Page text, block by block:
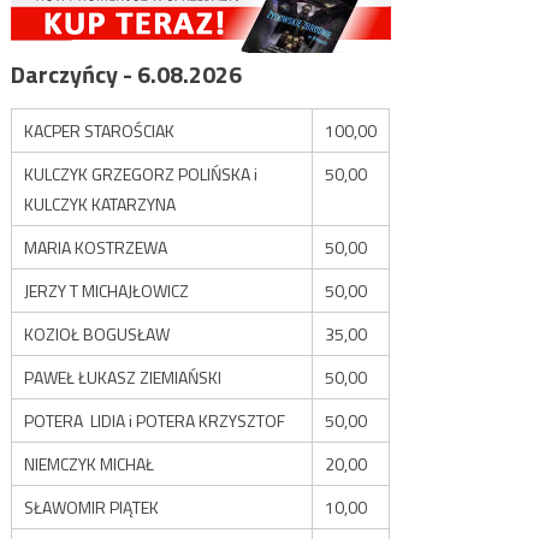
Darczyńcy - 6.08.2026
KACPER STAROŚCIAK
100,00
KULCZYK GRZEGORZ POLIŃSKA i
KULCZYK KATARZYNA
50,00
MARIA KOSTRZEWA
50,00
JERZY T MICHAJŁOWICZ
50,00
KOZIOŁ BOGUSŁAW
35,00
PAWEŁ ŁUKASZ ZIEMIAŃSKI
50,00
POTERA LIDIA i POTERA KRZYSZTOF
50,00
NIEMCZYK MICHAŁ
20,00
SŁAWOMIR PIĄTEK
10,00